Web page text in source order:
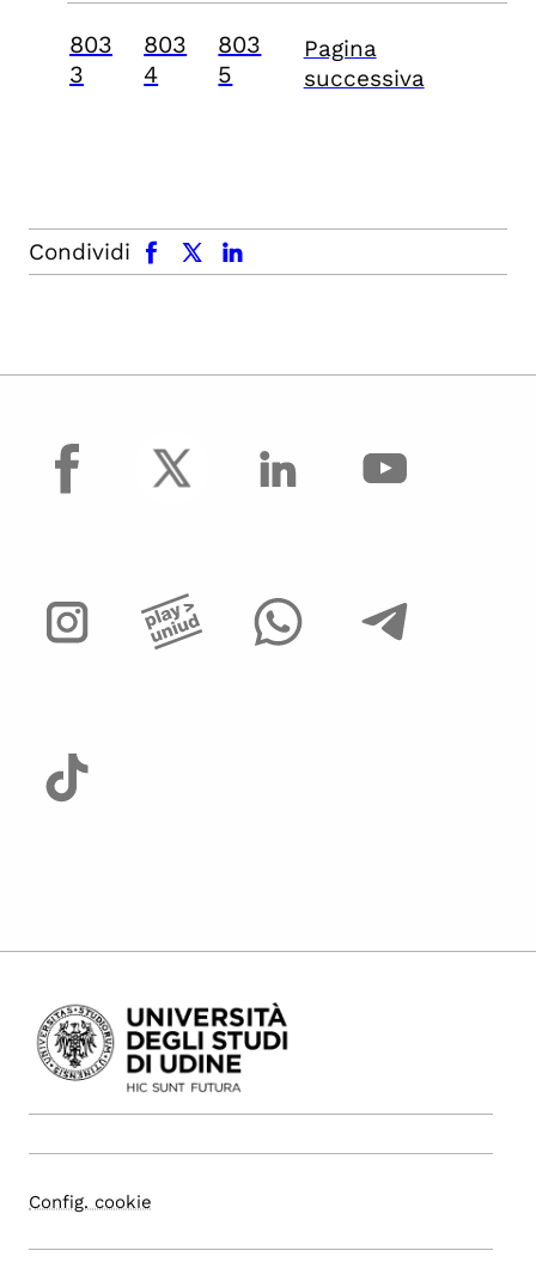
803
3
803
4
803
5
Pagina
successiva
Condividi
facebook x.com linkedin
facebook
Config. cookie